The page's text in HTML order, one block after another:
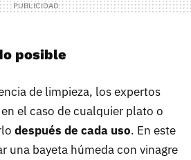
posible
de limpieza, los expertos
el caso de cualquier plato o
después de cada uso. En este
una bayeta húmeda con vinagre